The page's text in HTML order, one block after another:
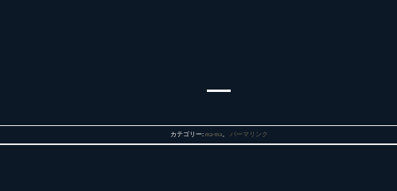
カテゴリー: ma-ma。 パーマリンク